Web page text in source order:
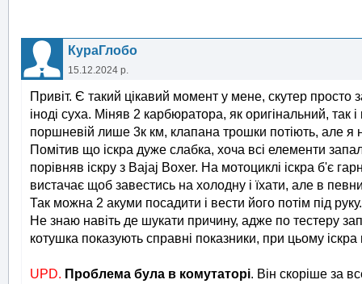
КураГлобо
15.12.2024 р.
Привіт. Є такий цікавий момент у мене, скутер просто
іноді суха. Міняв 2 карбюратора, як оригінальний, так
поршневій лише 3к км, клапана трошки потіють, але
Помітив що іскра дуже слабка, хоча всі елементи
порівняв іскру з Bajaj Boxer. На мотоциклі іскра б'є
вистачає щоб завестись на холодну і їхати, але в
Так можна 2 акуми посадити і вести його потім під
Не знаю навіть де шукати причину, адже по тестеру
котушка показують справні показники, при цьому іскра
UPD. Проблема була в комутаторі. Він скоріше за